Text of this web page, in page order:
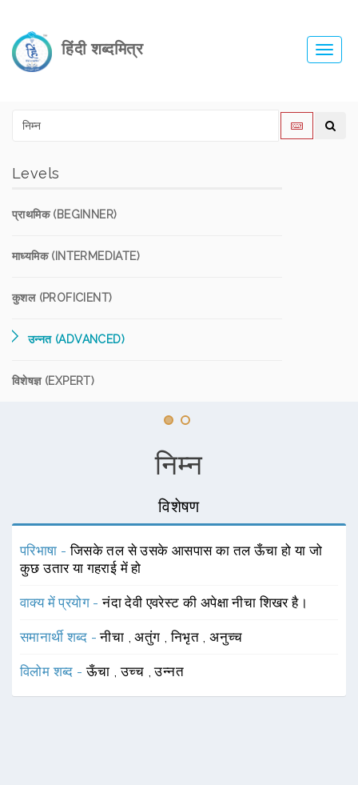
हिंदी शब्दमित्र
Levels
प्राथमिक (BEGINNER)
माध्यमिक (INTERMEDIATE)
कुशल (PROFICIENT)
उन्नत (ADVANCED)
विशेषज्ञ (EXPERT)
निम्न
विशेषण
परिभाषा -जिसके तल से उसके आसपास का तल ऊँचा हो या जो
कुछ उतार या गहराई में हो
वाक्य में प्रयोग -नंदा देवी एवरेस्ट की अपेक्षा नीचा शिखर है।
समानार्थी शब्द -नीचा ,अतुंग ,निभृत ,अनुच्च
विलोम शब्द -ऊँचा ,उच्च ,उन्नत